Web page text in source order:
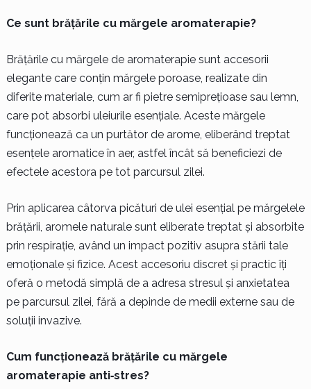
Ce sunt brățările cu mărgele aromaterapie?
Brățările cu mărgele de aromaterapie sunt accesorii
elegante care conțin mărgele poroase, realizate din
diferite materiale, cum ar fi pietre semiprețioase sau lemn,
care pot absorbi uleiurile esențiale. Aceste mărgele
funcționează ca un purtător de arome, eliberând treptat
esențele aromatice în aer, astfel încât să beneficiezi de
efectele acestora pe tot parcursul zilei.
Prin aplicarea câtorva picături de ulei esențial pe mărgelele
brățării, aromele naturale sunt eliberate treptat și absorbite
prin respirație, având un impact pozitiv asupra stării tale
emoționale și fizice. Acest accesoriu discret și practic îți
oferă o metodă simplă de a adresa stresul și anxietatea
pe parcursul zilei, fără a depinde de medii externe sau de
soluții invazive.
Cum funcționează brățările cu mărgele
aromaterapie anti‑stres?